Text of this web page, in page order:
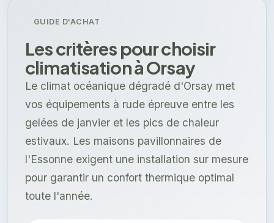
GUIDE D'ACHAT
Les critères pour choisir
climatisation à Orsay
Le climat océanique dégradé d'Orsay met
vos équipements à rude épreuve entre les
gelées de janvier et les pics de chaleur
estivaux. Les maisons pavillonnaires de
l'Essonne exigent une installation sur mesure
pour garantir un confort thermique optimal
toute l'année.